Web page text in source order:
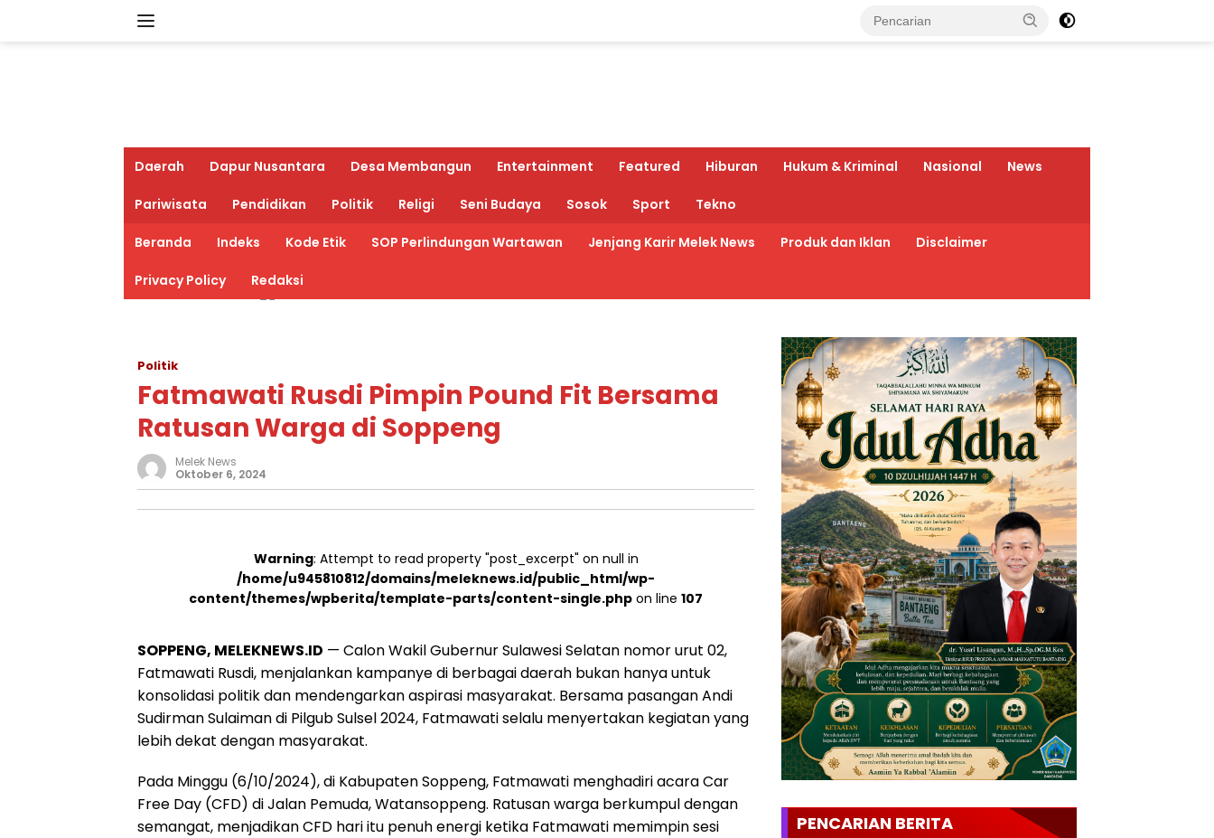
Daerah Dapur Nusantara Desa Membangun Entertainment Featured Hiburan Hukum & Kriminal Nasional News
Pariwisata Pendidikan Politik Religi Seni Budaya Sosok Sport Tekno
Beranda Indeks Kode Etik SOP Perlindungan Wartawan Jenjang Karir Melek News Produk dan Iklan Disclaimer
Privacy Policy Redaksi
Politik
Fatmawati Rusdi Pimpin Pound Fit Bersama
Ratusan Warga di Soppeng
Melek News
Oktober 6, 2024
Warning: Attempt to read property "post_excerpt" on null in
/home/u945810812/domains/meleknews.id/public_html/wp-
content/themes/wpberita/template-parts/content-single.php on line107
SOPPENG, MELEKNEWS.ID — Calon Wakil Gubernur Sulawesi Selatan nomor urut 02,
Fatmawati Rusdi, menjalankan kampanye di berbagai daerah bukan hanya untuk
konsolidasi politik dan mendengarkan aspirasi masyarakat. Bersama pasangan Andi
Sudirman Sulaiman di Pilgub Sulsel 2024, Fatmawati selalu menyertakan kegiatan yang
lebih dekat dengan masyarakat.
Pada Minggu (6/10/2024), di Kabupaten Soppeng, Fatmawati menghadiri acara Car
Free Day (CFD) di Jalan Pemuda, Watansoppeng. Ratusan warga berkumpul dengan
semangat, menjadikan CFD hari itu penuh energi ketika Fatmawati memimpin sesi
PENCARIAN BERITA